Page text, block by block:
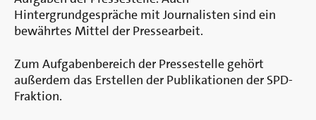
Hintergrundgespräche mit Journalisten sind ein
bewährtes Mittel der Pressearbeit.
Zum Aufgabenbereich der Pressestelle gehört
außerdem das Erstellen der Publikationen der SPD-
Fraktion.